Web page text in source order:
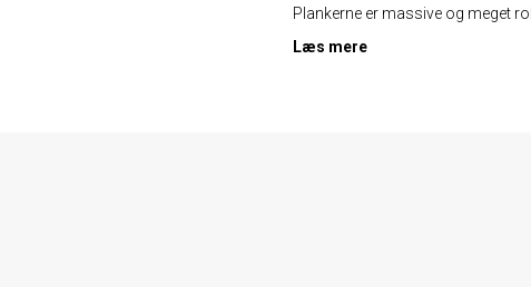
Plankerne er massive og meget
Læs mere